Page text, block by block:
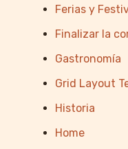
Ferias y
Finalizar la
Gastronomía
Grid Layout
Historia
Home